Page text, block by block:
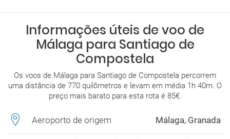
Informações úteis de voo de
Málaga para Santiago de
Compostela
Os voos de Málaga para Santiago de Compostela percorrem
uma distância de 770 quilômetros e levam em média 1h 40m. O
preço mais barato para esta rota é 85€.
Aeroporto de origem Málaga, Granada